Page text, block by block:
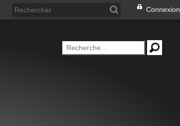
Connexion